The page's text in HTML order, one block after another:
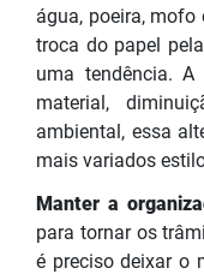
água, poeira, mofo
troca do papel
uma tendência.
material,
ambiental, essa
mais variados
Manter a
para tornar os
é preciso deixar o